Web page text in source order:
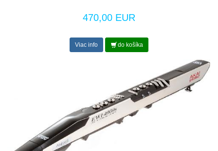
470,00 EUR
Viac info do košíka